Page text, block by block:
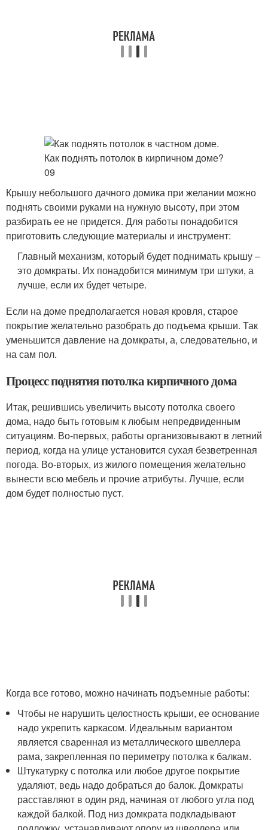
Крышу небольшого дачного домика при желании можно
поднять своими руками на нужную высоту, при этом
разбирать ее не придется. Для работы понадобится
приготовить следующие материалы и инструмент:
Главный механизм, который будет поднимать крышу –
это домкраты. Их понадобится минимум три штуки, а
лучше, если их будет четыре.
Если на доме предполагается новая кровля, старое
покрытие желательно разобрать до подъема крыши. Так
уменьшится давление на домкраты, а, следовательно, и
на сам пол.
Процесс поднятия потолка кирпичного дома
Итак, решившись увеличить высоту потолка своего
дома, надо быть готовым к любым непредвиденным
ситуациям. Во-первых, работы организовывают в летний
период, когда на улице установится сухая безветренная
погода. Во-вторых, из жилого помещения желательно
вынести всю мебель и прочие атрибуты. Лучше, если
дом будет полностью пуст.
Когда все готово, можно начинать подъемные работы:
Чтобы не нарушить целостность крыши, ее основание
надо укрепить каркасом. Идеальным вариантом
является сваренная из металлического швеллера
рама, закрепленная по периметру потолка к балкам.
Штукатурку с потолка или любое другое покрытие
удаляют, ведь надо добраться до балок. Домкраты
расставляют в один ряд, начиная от любого угла под
каждой балкой. Под низ домкрата подкладывают